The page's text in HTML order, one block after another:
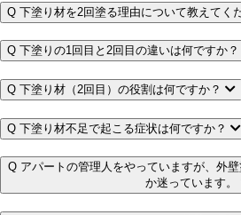
Q 下塗り材を2回塗る理由について教えてく
Q 下塗りの1回目と2回目の違いは何ですか？
Q 下塗り材（2回目）の役割は何ですか？
Q 下塗り材不足で起こる症状は何ですか？
Q アパートの管理人をやっていますが、外
か迷っています。